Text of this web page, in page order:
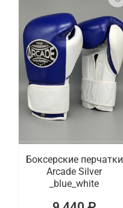
Боксерские перчатки
Arcade Silver
_blue_white